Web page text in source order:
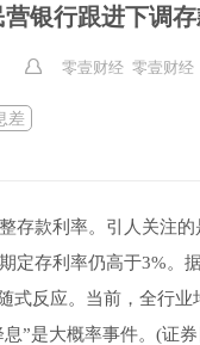
营银行跟进下调
零壹财经 零壹财经
差
存款利率。引人关注
定存利率仍高于3%
式反应。当前，全行
”是大概率事件。(证